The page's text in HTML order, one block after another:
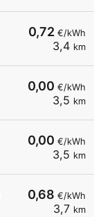
0,72 €/kWh
3,4 km
0,00 €/kWh
3,5 km
0,00 €/kWh
3,5 km
0,68 €/kWh
3,7 km